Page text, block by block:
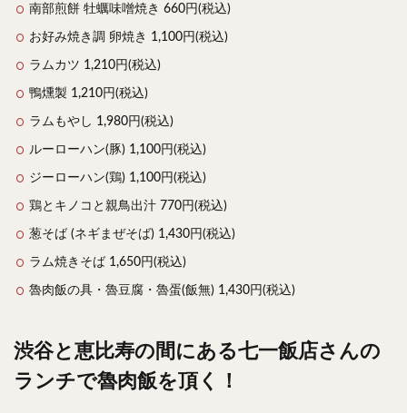
南部煎餅 牡蠣味噌焼き 660円(税込)
お好み焼き調 卵焼き 1,100円(税込)
ラムカツ 1,210円(税込)
鴨燻製 1,210円(税込)
ラムもやし 1,980円(税込)
ルーローハン(豚) 1,100円(税込)
ジーローハン(鶏) 1,100円(税込)
鶏とキノコと親鳥出汁 770円(税込)
葱そば (ネギまぜそば) 1,430円(税込)
ラム焼きそば 1,650円(税込)
魯肉飯の具・魯豆腐・魯蛋(飯無) 1,430円(税込)
渋谷と恵比寿の間にある七一飯店さんの
ランチで魯肉飯を頂く！